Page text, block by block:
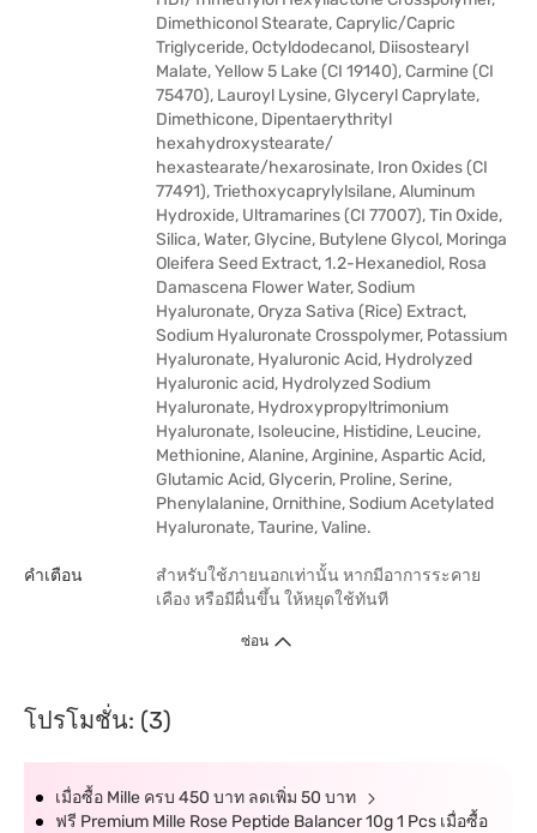
Dimethiconol Stearate, Caprylic/Capric
Triglyceride, Octyldodecanol, Diisostearyl
Malate, Yellow 5 Lake (CI 19140), Carmine (CI
75470), Lauroyl Lysine, Glyceryl Caprylate,
Dimethicone, Dipentaerythrityl
hexahydroxystearate/
hexastearate/hexarosinate, Iron Oxides (CI
77491), Triethoxycaprylylsilane, Aluminum
Hydroxide, Ultramarines (CI 77007), Tin Oxide,
Silica, Water, Glycine, Butylene Glycol, Moringa
Oleifera Seed Extract, 1.2-Hexanediol, Rosa
Damascena Flower Water, Sodium
Hyaluronate, Oryza Sativa (Rice) Extract,
Sodium Hyaluronate Crosspolymer, Potassium
Hyaluronate, Hyaluronic Acid, Hydrolyzed
Hyaluronic acid, Hydrolyzed Sodium
Hyaluronate, Hydroxypropyltrimonium
Hyaluronate, Isoleucine, Histidine, Leucine,
Methionine, Alanine, Arginine, Aspartic Acid,
Glutamic Acid, Glycerin, Proline, Serine,
Phenylalanine, Ornithine, Sodium Acetylated
Hyaluronate, Taurine, Valine.
คำเตือน
สำหรับใช้ภายนอกเท่านั้น หากมีอาการระคาย
เคือง หรือมีผื่นขึ้น ให้หยุดใช้ทันที
ซ่อน
โปรโมชั่น: (3)
เมื่อซื้อ Mille ครบ 450 บาท ลดเพิ่ม 50 บาท
ฟรี Premium Mille Rose Peptide Balancer 10g 1 Pcs เมื่อซื้อ